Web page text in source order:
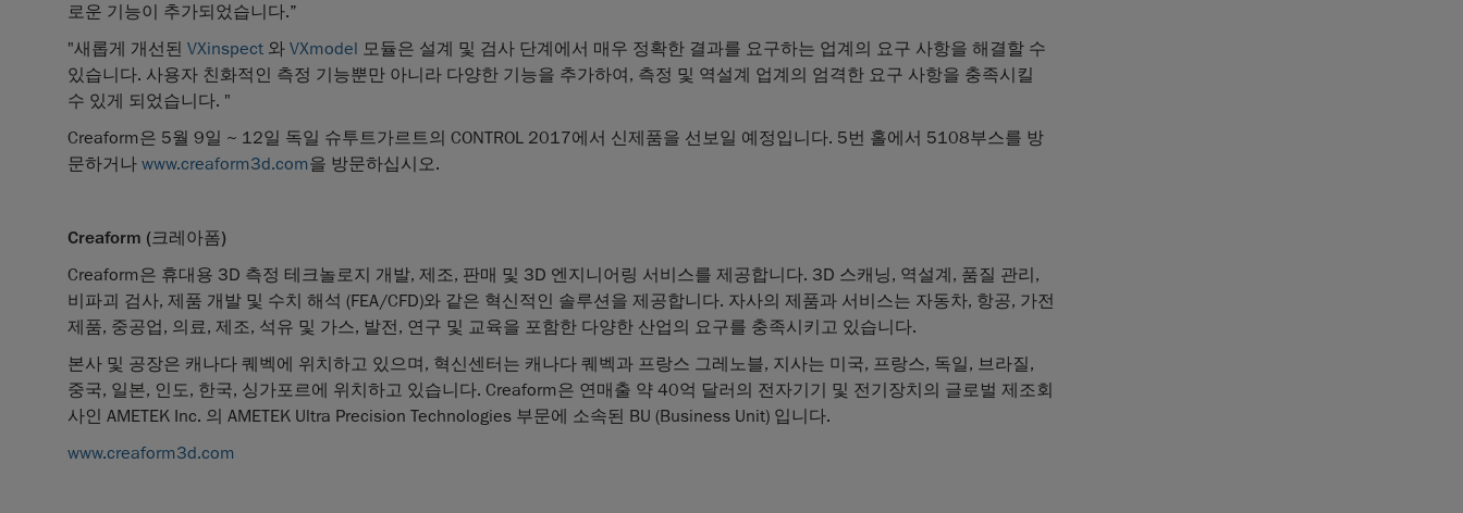
로운 기능이 추가되었습니다.”
"새롭게 개선된 VXinspect 와 VXmodel 모듈은 설계 및 검사 단계에서 매우 정확한 결과를 요구하는 업계의 요구 사항을 해결할 수
있습니다. 사용자 친화적인 측정 기능뿐만 아니라 다양한 기능을 추가하여, 측정 및 역설계 업계의 엄격한 요구 사항을 충족시킬
수 있게 되었습니다. "
Creaform은 5월 9일 ~ 12일 독일 슈투트가르트의 CONTROL 2017에서 신제품을 선보일 예정입니다. 5번 홀에서 5108부스를 방
문하거나 www.creaform3d.com을 방문하십시오.
Creaform (크레아폼)
Creaform은 휴대용 3D 측정 테크놀로지 개발, 제조, 판매 및 3D 엔지니어링 서비스를 제공합니다. 3D 스캐닝, 역설계, 품질 관리,
비파괴 검사, 제품 개발 및 수치 해석 (FEA/CFD)와 같은 혁신적인 솔루션을 제공합니다. 자사의 제품과 서비스는 자동차, 항공, 가전
제품, 중공업, 의료, 제조, 석유 및 가스, 발전, 연구 및 교육을 포함한 다양한 산업의 요구를 충족시키고 있습니다.
본사 및 공장은 캐나다 퀘벡에 위치하고 있으며, 혁신센터는 캐나다 퀘벡과 프랑스 그레노블, 지사는 미국, 프랑스, 독일, 브라질,
중국, 일본, 인도, 한국, 싱가포르에 위치하고 있습니다. Creaform은 연매출 약 40억 달러의 전자기기 및 전기장치의 글로벌 제조회
사인 AMETEK Inc. 의 AMETEK Ultra Precision Technologies 부문에 소속된 BU (Business Unit) 입니다.
www.creaform3d.com